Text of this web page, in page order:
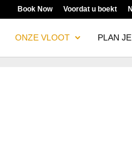
Book Now Voordat u boekt
ONZE VLOOT PLAN